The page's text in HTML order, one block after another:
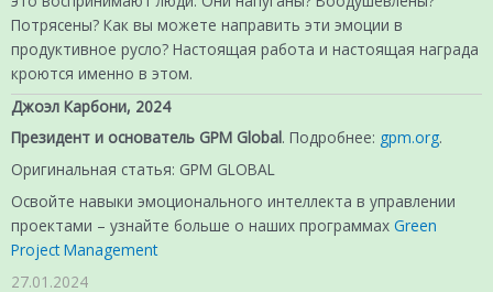
Потрясены? Как вы можете направить эти эмоции в
продуктивное русло? Настоящая работа и настоящая награда
кроются именно в этом.
Джоэл Карбони, 2024
Президент и основатель GPM Global. Подробнее: gpm.org.
Оригинальная статья: GPM GLOBAL
Освойте навыки эмоционального интеллекта в управлении
проектами – узнайте больше о наших программах Green
Project Management
27.01.2024